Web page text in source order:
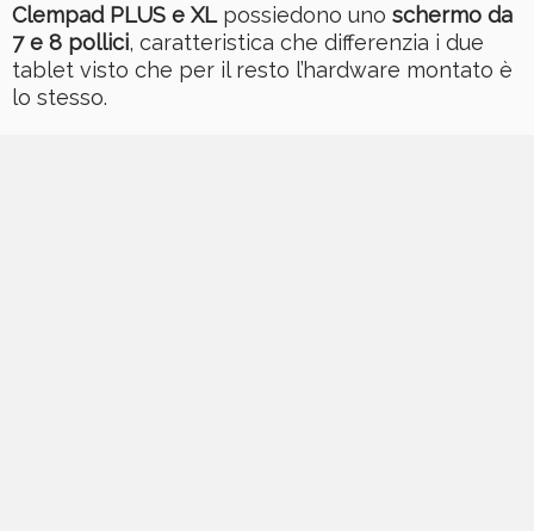
Clempad PLUS e XLpossiedono uno schermo da
7 e 8 pollici, caratteristica che differenzia i due
tablet visto che per il resto l’hardware montato è
lo stesso.